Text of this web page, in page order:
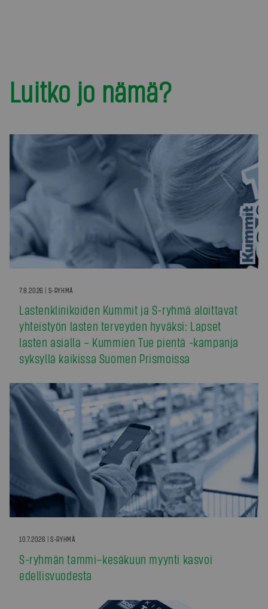
Luitko jo nämä?
7.8.2026 | S-RYHMÄ
Lastenklinikoiden Kummit ja S-ryhmä aloittavat
yhteistyön lasten terveyden hyväksi: Lapset
lasten asialla – Kummien Tue pientä -kampanja
syksyllä kaikissa Suomen Prismoissa
10.7.2026 | S-RYHMÄ
S-ryhmän tammi–kesäkuun myynti kasvoi
edellisvuodesta